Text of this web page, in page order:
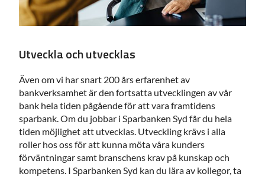
Utveckla och utvecklas
Även om vi har snart 200 års erfarenhet av
bankverksamhet är den fortsatta utvecklingen av vår
bank hela tiden pågående för att vara framtidens
sparbank. Om du jobbar i Sparbanken Syd får du hela
tiden möjlighet att utvecklas. Utveckling krävs i alla
roller hos oss för att kunna möta våra kunders
förväntningar samt branschens krav på kunskap och
kompetens. I Sparbanken Syd kan du lära av kollegor, ta